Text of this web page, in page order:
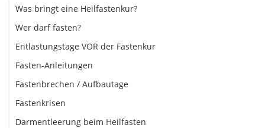
Was bringt eine Heilfastenkur?
Wer darf fasten?
Entlastungstage VOR der Fastenkur
Fasten-Anleitungen
Fastenbrechen / Aufbautage
Fastenkrisen
Darmentleerung beim Heilfasten